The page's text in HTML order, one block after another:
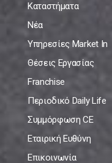
Καταστήματα
Νέα
Υπηρεσίες Market In
Θέσεις Εργασίας
Franchise
Περιοδικό Daily Life
Συμμόρφωση CE
Εταιρική Ευθύνη
Επικοινωνία